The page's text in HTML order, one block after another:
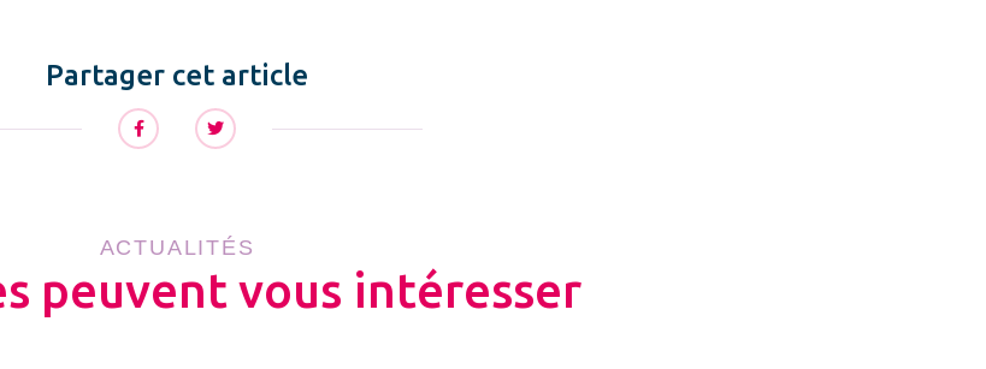
Partager cet article
ACTUALITÉS
peuvent vous intéresser